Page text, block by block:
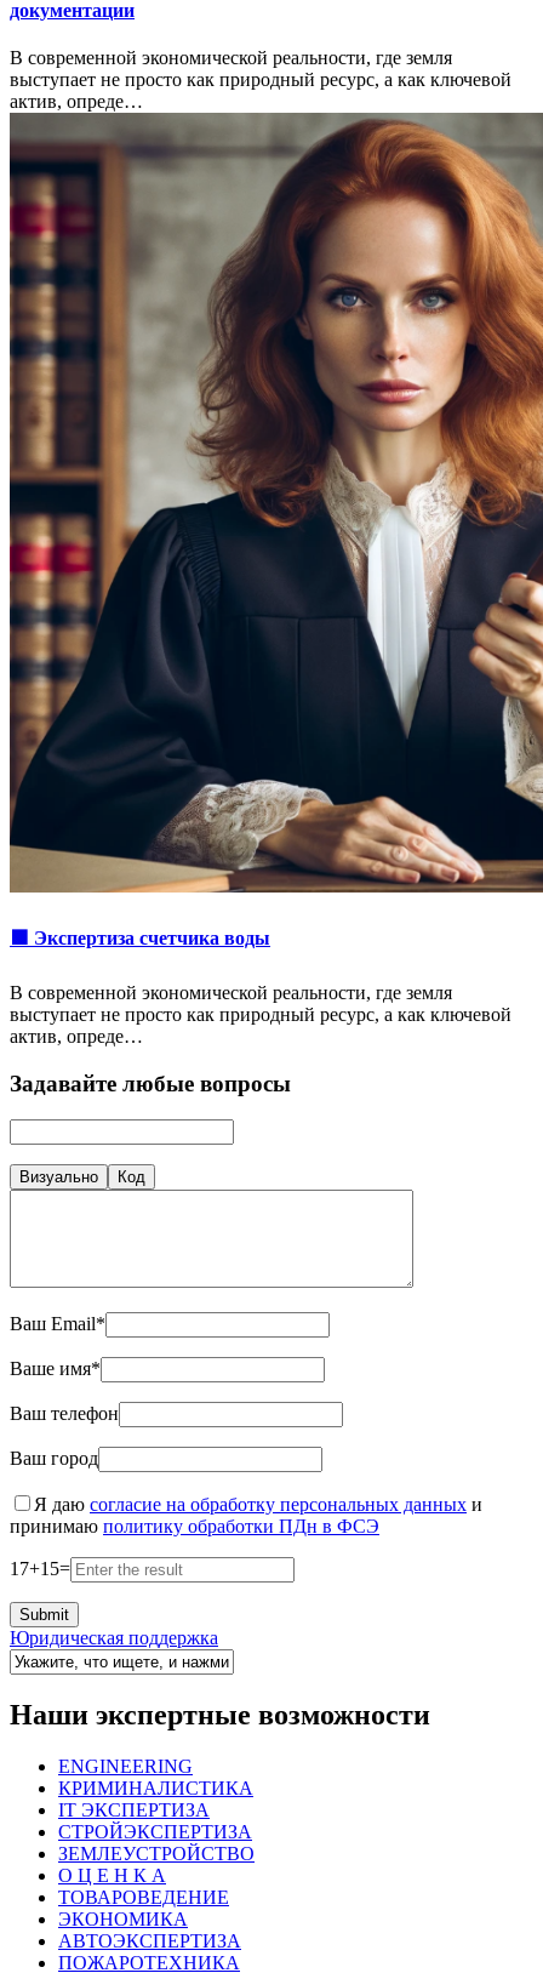
документации
В современной экономической реальности, где земля
выступает не просто как природный ресурс, а как ключевой
актив, опреде…
🟩 Экспертиза счетчика воды
В современной экономической реальности, где земля
выступает не просто как природный ресурс, а как ключевой
актив, опреде…
Задавайте любые вопросы
Визуально Код
Ваш Email*
Ваше имя*
Ваш телефон
Ваш город
Я даю согласие на обработку персональных данных и
принимаю политику обработки ПДн в ФСЭ
17+15=
Юридическая поддержка
Наши экспертные возможности
ENGINEERING
КРИМИНАЛИСТИКА
IT ЭКСПЕРТИЗА
СТРОЙЭКСПЕРТИЗА
ЗЕМЛЕУСТРОЙСТВО
О Ц Е Н К А
ТОВАРОВЕДЕНИЕ
ЭКОНОМИКА
АВТОЭКСПЕРТИЗА
ПОЖАРОТЕХНИКА